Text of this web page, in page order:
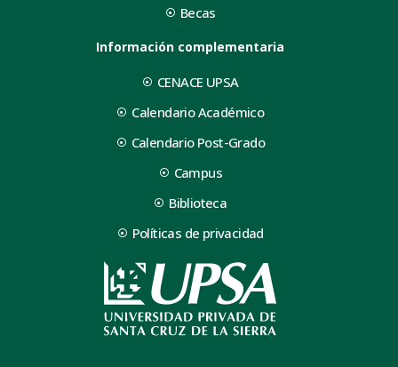
Becas
Información complementaria
CENACE UPSA
Calendario Académico
Calendario Post-Grado
Campus
Biblioteca
Políticas de privacidad